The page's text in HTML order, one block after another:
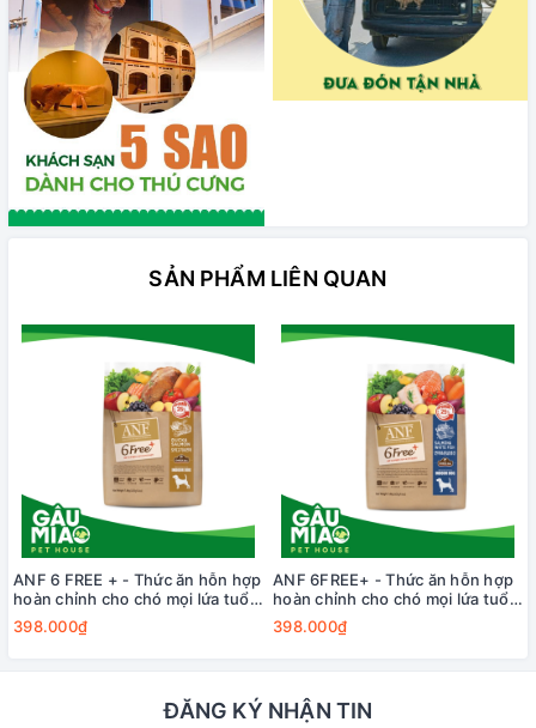
SẢN PHẨM LIÊN QUAN
ANF 6 FREE + - Thức ăn hỗn hợp
hoàn chỉnh cho chó mọi lứa tuổi
vị Vịt và Cá hồi 1.6kg
398.000₫
ANF 6FREE+ - Thức ăn hỗn hợp
hoàn chỉnh cho chó mọi lứa tuổi
vị Cá hồi với Cá thịt trắng
398.000₫
ĐĂNG KÝ NHẬN TIN